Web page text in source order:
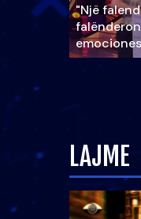
"Një
LAJME